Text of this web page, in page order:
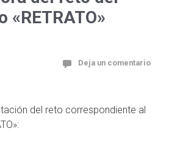
«RETRATO»
Deja un comentario
del reto correspondiente al